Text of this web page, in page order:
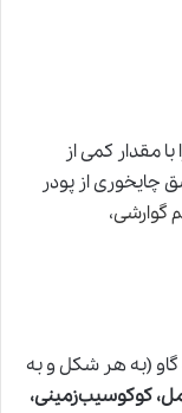
مقدار کمی از
چایخوری از پودر
گوارشی،
(به هر شکل و به
کوکوسیب‌زمینی،